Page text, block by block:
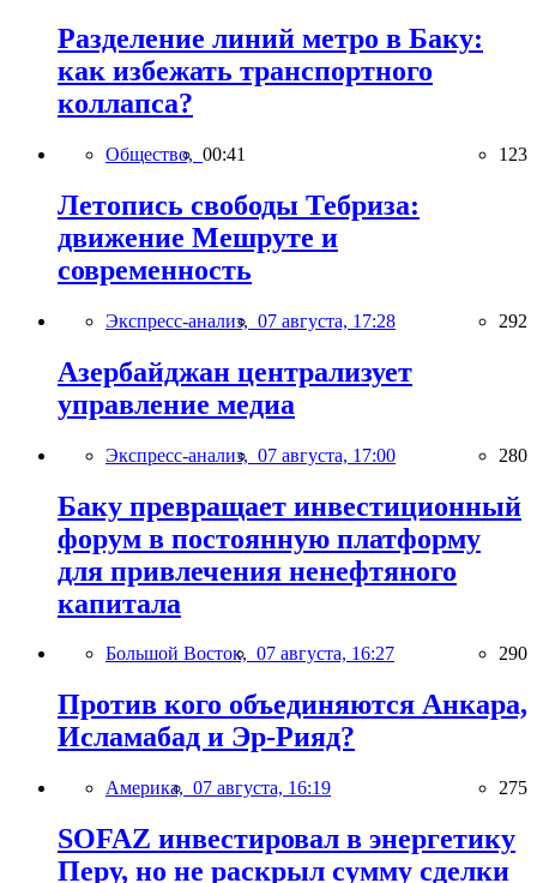
Разделение линий метро в Баку:
как избежать транспортного
коллапса?
Общество, 00:41 123
Летопись свободы Тебриза:
движение Мешруте и
современность
Экспресс-анализ, 07 августа, 17:28 292
Азербайджан централизует
управление медиа
Экспресс-анализ, 07 августа, 17:00 280
Баку превращает инвестиционный
форум в постоянную платформу
для привлечения ненефтяного
капитала
Большой Восток, 07 августа, 16:27 290
Против кого объединяются Анкара,
Исламабад и Эр-Рияд?
Америка, 07 августа, 16:19 275
SOFAZ инвестировал в энергетику
Перу, но не раскрыл сумму сделки